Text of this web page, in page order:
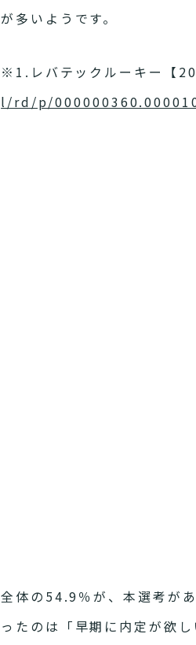
が多いようです。
※1.レバテックルーキー【
l/rd/p/
全体の54.9％が、本選考が
ったのは「早期に内定が欲